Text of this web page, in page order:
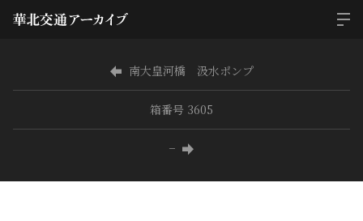
南大皇河橋 汲水ポンプ
箱番号 3605
−